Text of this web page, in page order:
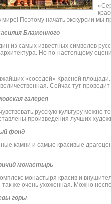
Поэтому начать экскурсии мы
Блаженного
из самых известных символов
Но по-настоящему
«соседей» Красной
Сейчас тут
галерея
русскую культуру можно
произведения лучших
фонд
камни и самые красивые
монастырь
монастыря красив и
так же очень ухоженная. Можно
горы